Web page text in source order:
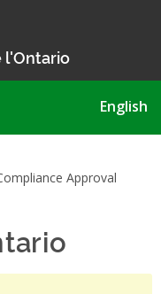
l'Ontario
English
Approval